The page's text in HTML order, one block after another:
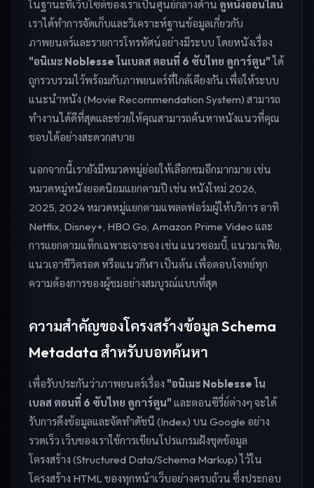
ในฐานะที่เว็บไซต์ของเราเป็นศูนย์กลางด้าน ดูหนังออนไลน์
เราได้ทำการจัดเก็บและวิเคราะห์ฐานข้อมูลเกี่ยวกับ
ภาพยนตร์และรายการโทรทัศน์อย่างมีระบบ โดยหนังเรื่อง
"อนิเมะ Noblesse โนเบลส ตอนที่ 6 ซับไทย ดูการ์ตูน"ได้
ถูกรวบรวมไว้พร้อมกับภาพยนตร์ที่ใกล้เคียงกัน เพื่อให้ระบบ
แนะนำหนัง (Movie Recommendation System) สามารถ
ทำงานได้ดีที่สุดและช่วยให้คุณสามารถค้นหาหนังแนวที่คุณ
ชอบได้อย่างสะดวกสบาย
นอกจากนี้เรายังมีหมวดหมู่ย่อยให้เลือกชมอีกมากมาย เช่น
หมวดหมู่หนังยอดนิยมแยกตามปี เช่น หนังใหม่ 2026,
2025, 2024 หมวดหมู่แยกตามแพลตฟอร์มผู้ให้บริการ อาทิ
Netflix, Disney+, HBO Go, Amazon Prime Video และ
การแยกตามแท็กเฉพาะเจาะจง เช่น แนวซอมบี้, แนวมาเฟีย,
แนวเอาชีวิตรอด หรือแนวกีฬา เป็นต้น เพื่อตอบโจทย์ทุก
ความต้องการของผู้ชมอย่างสมบูรณ์แบบที่สุด
ความสำคัญของโครงสร้างข้อมูล Schema
Metadata สำหรับบอทค้นหา
เพื่อรับประกันว่าภาพยนตร์เรื่อง "อนิเมะ Noblesse โน
เบลส ตอนที่ 6 ซับไทย ดูการ์ตูน" และตอนซีรี่ย์ต่างๆ จะได้
รับการดึงข้อมูลและจัดทำดัชนี (Index) บน Google อย่าง
รวดเร็ว เว็บของเราใช้การเขียนโปรแกรมฝังชุดข้อมูล
โครงสร้าง (Structured Data/Schema Markup) ไว้ใน
โครงสร้าง HTML ของทุกหน้าเว็บอย่างครบถ้วน ซึ่งประกอบ